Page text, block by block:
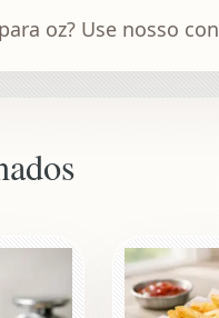
oz? Use nosso